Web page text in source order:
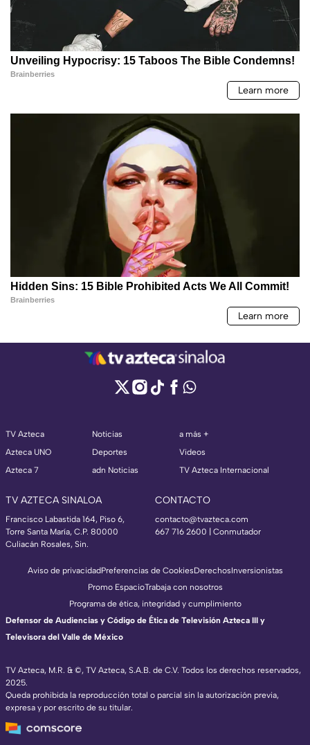
TV Azteca
Azteca UNO
Azteca 7
Noticias
Deportes
adn Noticias
a más +
Videos
TV Azteca Internacional
TV AZTECA SINALOA
Francisco Labastida 164, Piso 6,
Torre Santa María, C.P. 80000
Culiacán Rosales, Sin.
CONTACTO
contacto@tvazteca.com
667 716 2600 | Conmutador
TV Azteca, M.R. & ©, TV Azteca, S.A.B. de C.V. Todos los derechos reservados,
2025.
Queda prohibida la reproducción total o parcial sin la autorización previa,
expresa y por escrito de su titular.
Aviso de privacidadPreferencias de CookiesDerechosInversionistas
Promo EspacioTrabaja con nosotros
Programa de ética, integridad y cumplimiento
Defensor de Audiencias y Código de Ética de Televisión Azteca III y
Televisora del Valle de México